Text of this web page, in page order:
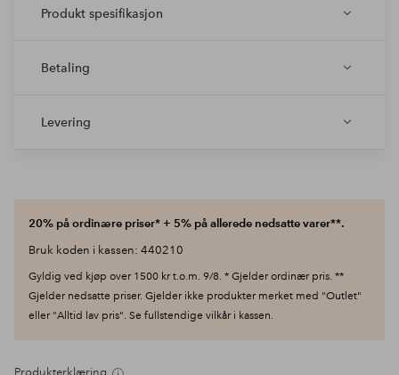
Produkt spesifikasjon
Betaling
Levering
20% på ordinære priser* + 5% på allerede nedsatte varer**.
Bruk koden i kassen: 440210
Gyldig ved kjøp over 1500 kr t.o.m. 9/8. * Gjelder ordinær pris. **
Gjelder nedsatte priser. Gjelder ikke produkter merket med "Outlet"
eller "Alltid lav pris". Se fullstendige vilkår i kassen.